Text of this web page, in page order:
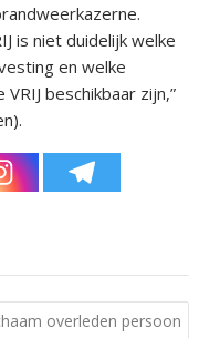
is niet duidelijk welke
en welke
beschikbaar zijn,”
overleden persoon